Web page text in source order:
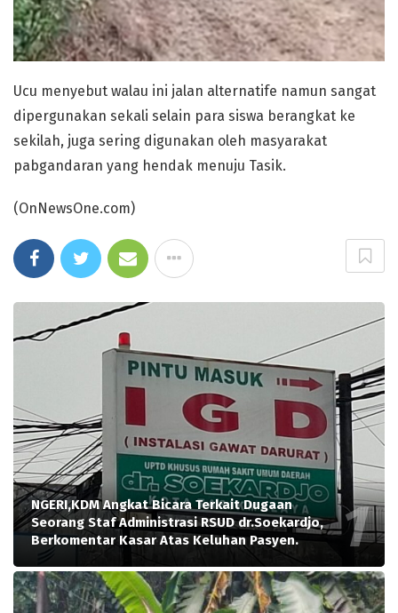
Ucu menyebut walau ini jalan alternatife namun sangat
dipergunakan sekali selain para siswa berangkat ke
sekilah, juga sering digunakan oleh masyarakat
pabgandaran yang hendak menuju Tasik.
(OnNewsOne.com)
NGERI,KDM Angkat Bicara Terkait Dugaan
Seorang Staf Administrasi RSUD dr.Soekardjo,
Berkomentar Kasar Atas Keluhan Pasyen.